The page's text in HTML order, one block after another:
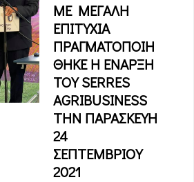
ME MEΓAΛH
EΠITYXIA
ΠΡΑΓΜΑΤΟΠΟΙΗ
ΘΗΚΕ Η ENAPΞH
TOY SERRES
AGRIBUSINESS
ΤΗΝ ΠΑΡΑΣΚΕΥΗ
24
ΣΕΠΤΕΜΒΡΙΟΥ
2021